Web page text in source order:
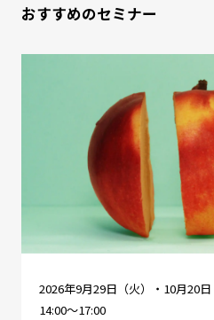
おすすめのセミナー
2026年9月29日（火）・10月20日
14:00～17:00